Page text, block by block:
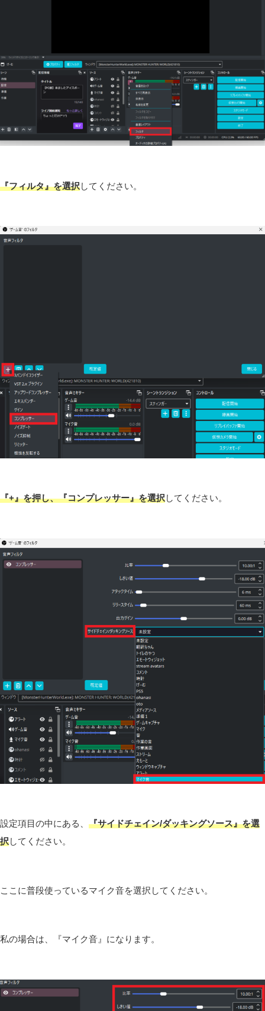
『フィルタ』を選択してください。
『+』を押し、『コンプレッサー』を選択してください。
設定項目の中にある、 『サイドチェイン/ダッキングソース』を選
択してください。
ここに普段使っているマイク音を選択してください。
私の場合は、『マイク音』になります。